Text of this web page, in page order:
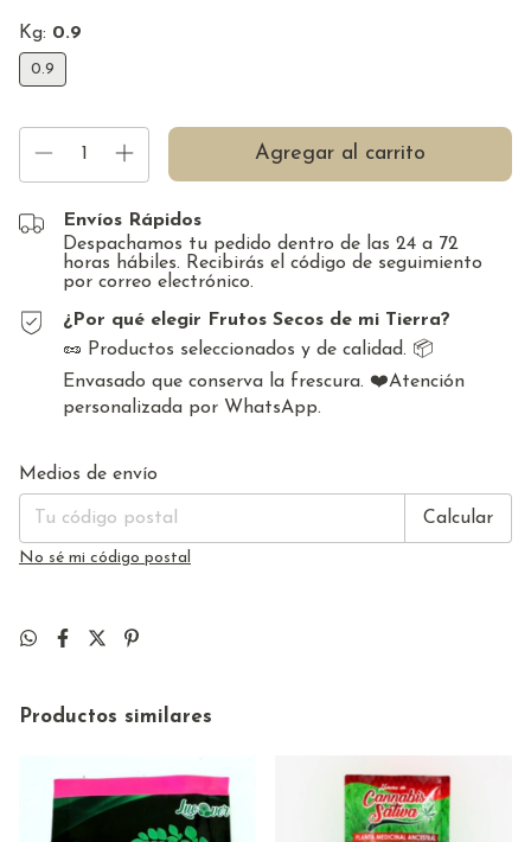
Kg: 0.9
0.9
Envíos Rápidos
Despachamos tu pedido dentro de las 24 a 72
horas hábiles. Recibirás el código de seguimiento
por correo electrónico.
¿Por qué elegir Frutos Secos de mi Tierra?
🥜 Productos seleccionados y de calidad. 📦
Envasado que conserva la frescura. ❤️Atención
personalizada por WhatsApp.
Entregas para el CP:
Medios de envío
Calcular
No sé mi código postal
Productos similares